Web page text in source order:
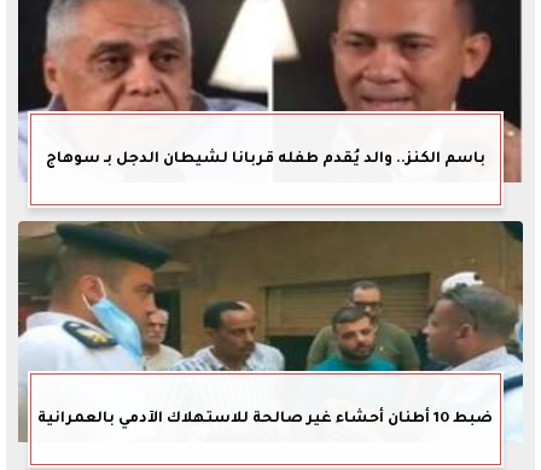
باسم الكنز.. والد يُقدم طفله قربانا لشيطان الدجل بـ سوهاج
ضبط 10 أطنان أحشاء غير صالحة للاستهلاك الآدمي بالعمرانية